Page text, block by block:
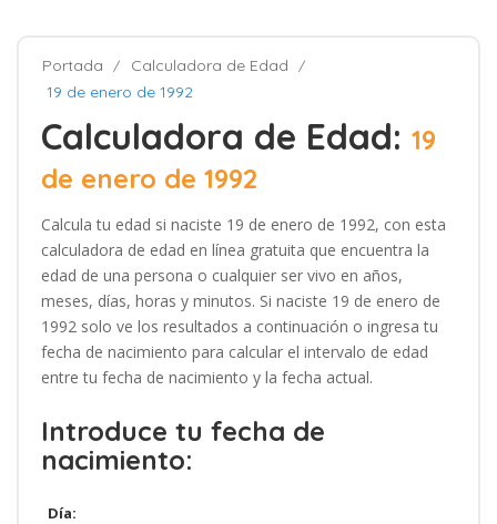
Portada
Calculadora de Edad
19 de enero de 1992
Calculadora de Edad: 19
de enero de 1992
Calcula tu edad si naciste 19 de enero de 1992, con esta
calculadora de edad en línea gratuita que encuentra la
edad de una persona o cualquier ser vivo en años,
meses, días, horas y minutos. Si naciste 19 de enero de
1992 solo ve los resultados a continuación o ingresa tu
fecha de nacimiento para calcular el intervalo de edad
entre tu fecha de nacimiento y la fecha actual.
Introduce tu fecha de
nacimiento:
Día: